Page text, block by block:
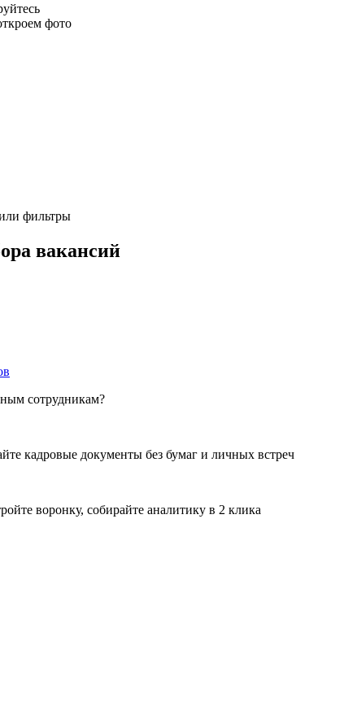
фото
фильтры
вакансий
сотрудникам?
кадровые документы без бумаг и личных встреч
воронку, собирайте аналитику в 2 клика